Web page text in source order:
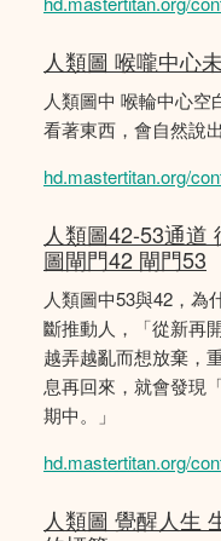
人類圖 喉嚨中心
人類圖中 喉輪中心
看著東西，會自然說出
hd.mastertitan.org/
人類圖42-53通道
圖閘門42 閘門53
人類圖中53與42，為
斷推動人，「從新再
越弄越亂而想放棄，
息再回來，就會發現
期中。」
hd.mastertitan.org/
人類圖 覺醒人生